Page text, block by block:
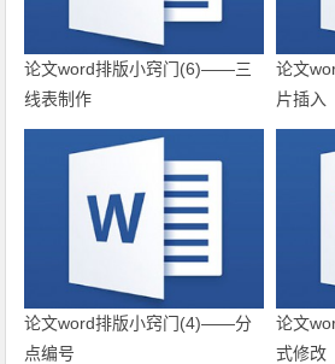
论文word排版小窍门(6)——三
线表制作
论文
片插入
论文word排版小窍门(4)——分
点编号
论文
式修改